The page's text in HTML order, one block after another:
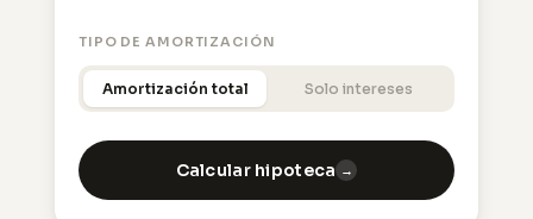
TIPO DE AMORTIZACIÓN
Amortización total Solo intereses
Calcular hipoteca →